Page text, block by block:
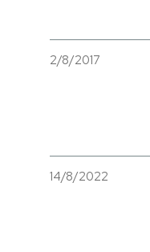
2/8/2017
14/8/2022